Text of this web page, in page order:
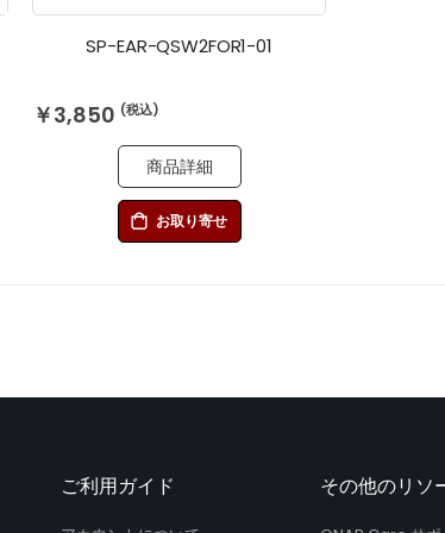
SP-EAR-QSW2FOR1-01
￥3,850
商品詳細
お取り寄せ
ご利用ガイド その他のリソ